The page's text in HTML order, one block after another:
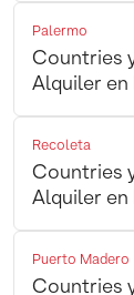
Palermo
Countries
Alquiler en
Recoleta
Countries
Alquiler en
Puerto Madero
Countries